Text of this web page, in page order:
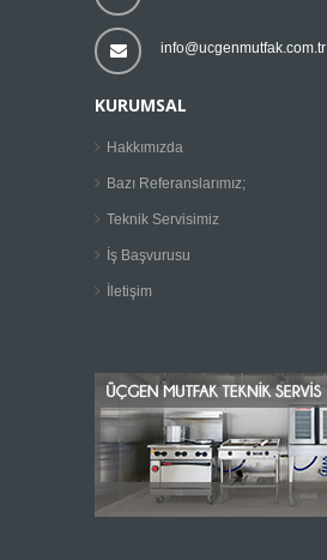
info@ucgenmutfak.com.tr
KURUMSAL
Hakkımızda
Bazı Referanslarımız;
Teknik Servisimiz
İş Başvurusu
İletişim